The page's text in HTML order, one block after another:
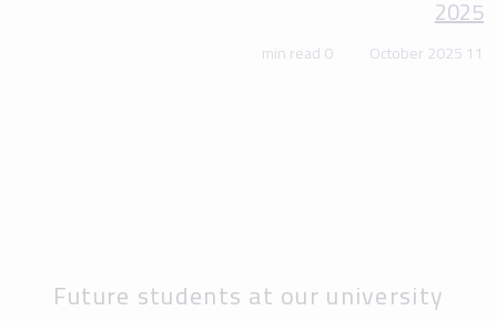
2025
11 October 2025
0 min read
Future students at our university